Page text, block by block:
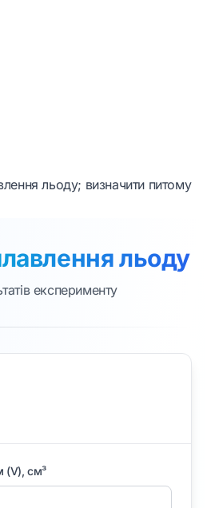
льоду; визначити питому
льоду
експерименту
(V), см³